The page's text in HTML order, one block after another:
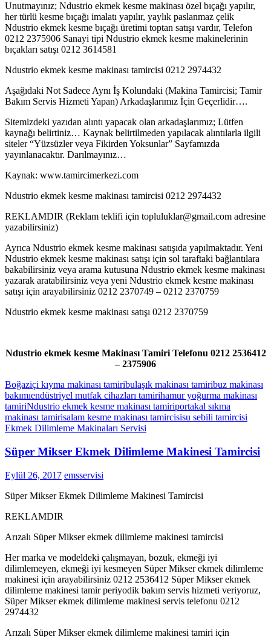
Unutmayınız; Ndustrio ekmek kesme makinası özel bıçağı yapılır,
her türlü kesme bıçağı imalatı yapılır, yaylık paslanmaz çelik
Ndustrio ekmek kesme bıçağı üretimi toptan satışı vardır, Telefon
0212 2375906 Sanayi tipi Ndustrio ekmek kesme makinelerinin
bıçakları satışı 0212 3614581
Ndustrio ekmek kesme makinası tamircisi 0212 2974432
Aşağıdaki Not Sadece Aynı İş Kolundaki (Makina Tamircisi; Tamir
Bakım Servis Hizmeti Yapan) Arkadaşlarımız İçin Geçerlidir….
Sitemizdeki yazıdan alıntı yapacak olan arkadaşlarımız; Lütfen
kaynağı belirtiniz… Kaynak belirtilmeden yapılacak alıntılarla ilgili
siteler “Yüzsüzler veya Fikirden Yoksunlar” Sayfamızda
yayınlanacaktır. Darılmayınız…
Kaynak: www.tamircimerkezi.com
Ndustrio ekmek kesme makinası tamircisi 0212 2974432
REKLAMDIR (Reklam teklifi için topluluklar@gmail.com adresine
yazabilirsiniz)
Ayrıca Ndustrio ekmek kesme makinası satışıda yapılmaktadır. Yeni
Ndustrio ekmek kesme makinası satışı için sol taraftaki bağlantılara
bakabilirsiniz veya arama kutusuna Ndustrio ekmek kesme makinası
yazarak aratabilirsiniz veya yeni Ndustrio ekmek kesme makinası
satışı için arayabilirsiniz 0212 2370749 – 0212 2370759
Ndustrio ekmek kesme makinası satışı 0212 2370759
Ndustrio ekmek kesme Makinası Tamiri Telefonu 0212 2536412
– 2375906
Boğaziçi kıyma makinası tamiribulaşık makinası tamiribuz makinası
bakımıendüstriyel mutfak cihazları tamirihamur yoğurma makinası
tamiriNdustrio ekmek kesme makinası tamiriportakal sıkma
makinası tamirisalam kesme makinası tamircisisu sebili tamircisi
Ekmek Dilimleme Makinaları Servisi
Süper Mikser Ekmek Dilimleme Makinesi Tamircisi
Eylül 26, 2017 emsservisi
Süper Mikser Ekmek Dilimleme Makinesi Tamircisi
REKLAMDIR
Arızalı Süper Mikser ekmek dilimleme makinesi tamircisi
Her marka ve modeldeki çalışmayan, bozuk, ekmeği iyi
dilimlemeyen, ekmeği iyi kesmeyen Süper Mikser ekmek dilimleme
makinesi için arayabilirsiniz 0212 2536412 Süper Mikser ekmek
dilimleme makinesi tamir periyodik bakım servis hizmeti veriyoruz,
Süper Mikser ekmek dilimleme makinesi servis telefonu 0212
2974432
Arızalı Süper Mikser ekmek dilimleme makinesi tamiri için